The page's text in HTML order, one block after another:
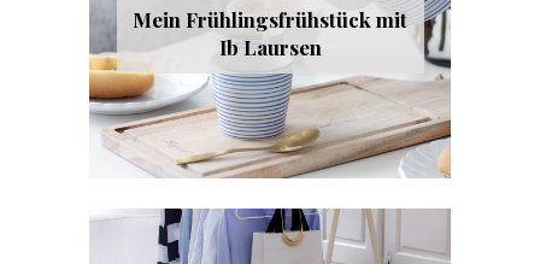
Mein Frühlingsfrühstück mit
Ib Laursen